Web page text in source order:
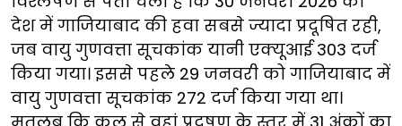
देश में गाजियाबाद की हवा सबसे ज्यादा प्रदूषित रही,
जब वायु गुणवत्ता सूचकांक यानी एक्यूआई 303 दर्ज
किया गया। इससे पहले 29 जनवरी को गाजियाबाद में
वायु गुणवत्ता सूचकांक 272 दर्ज किया गया था।
मतलब कि कल से वहां प्रदूषण के स्तर में 31 अंकों का